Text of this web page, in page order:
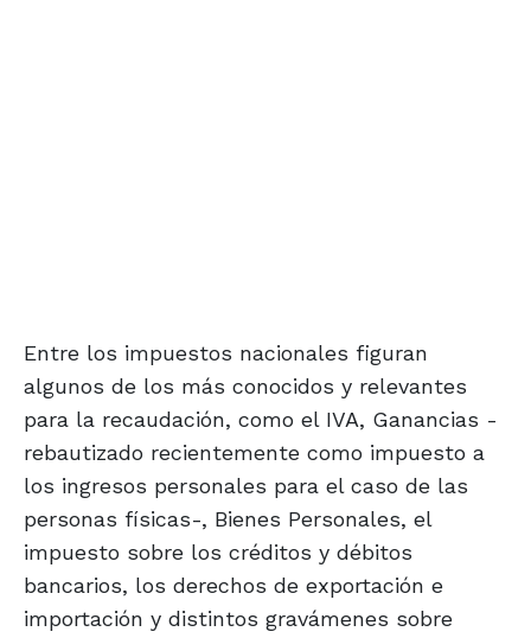
Entre los impuestos nacionales figuran
algunos de los más conocidos y relevantes
para la recaudación, como el IVA, Ganancias -
rebautizado recientemente como impuesto a
los ingresos personales para el caso de las
personas físicas-, Bienes Personales, el
impuesto sobre los créditos y débitos
bancarios, los derechos de exportación e
importación y distintos gravámenes sobre